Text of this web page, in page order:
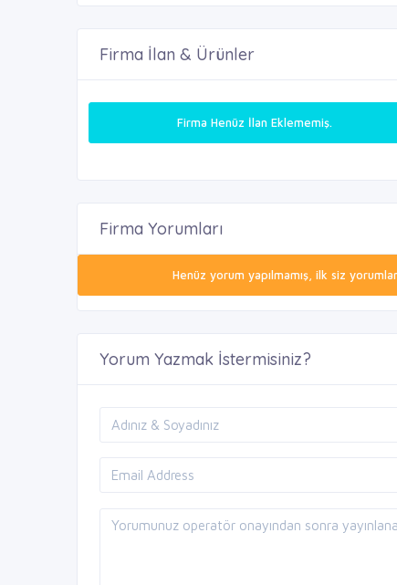
Firma İlan & Ürünler
Firma Henüz İlan Eklememiş.
Firma Yorumları
Henüz yorum yapılmamış, ilk siz
Yorum Yazmak İstermisiniz?